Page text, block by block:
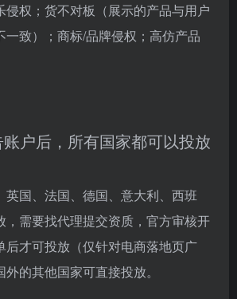
侵权；货不对板（展示的产品与用户
一致）；商标/品牌侵权；高仿产品
户后，所有国家都可以投放
英国、法国、德国、意大利、西班
，需要找代理提交资质，官方审核开
后才可投放（仅针对电商落地页广
的其他国家可直接投放。